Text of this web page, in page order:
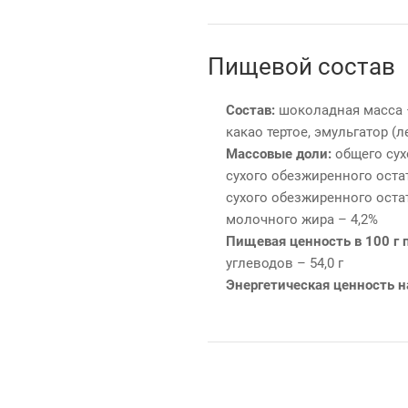
Пищевой состав
Состав: шоколадная масса
какао тертое, эмульгатор
Массовые доли: общего
сухого обезжиренного
сухого обезжиренного
молочного жира – 4,2%
Пищевая ценность в 100 г
углеводов – 54,0 г
Энергетическая ценность